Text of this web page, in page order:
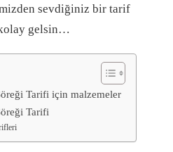
sevdiğiniz bir tarif
gelsin…
Tarifi için malzemeler
Tarifi